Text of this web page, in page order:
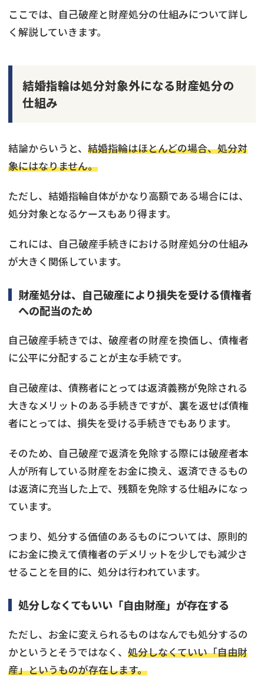
ここでは、自己破産と財産処分の仕組みについて詳し
く解説していきます。
結婚指輪は処分対象外になる財産処分の
仕組み
結論からいうと、 結婚指輪はほとんどの場合、処分対
象にはなりません。
ただし、結婚指輪自体がかなり高額である場合には、
処分対象となるケースもあり得ます。
これには、自己破産手続きにおける財産処分の仕組み
が大きく関係しています。
財産処分は、自己破産により損失を受ける債権者
への配当のため
自己破産手続きでは、破産者の財産を換価し、債権者
に公平に分配することが主な手続です。
自己破産は、債務者にとっては返済義務が免除される
大きなメリットのある手続きですが、裏を返せば債権
者にとっては、損失を受ける手続きでもあります。
そのため、自己破産で返済を免除する際には破産者本
人が所有している財産をお金に換え、返済できるもの
は返済に充当した上で、残額を免除する仕組みになっ
ています。
つまり、処分する価値のあるものについては、原則的
にお金に換えて債権者のデメリットを少しでも減少さ
せることを目的に、処分は行われています。
処分しなくてもいい「自由財産」が存在する
ただし、お金に変えられるものはなんでも処分するの
かというとそうではなく、 処分しなくていい「自由財
産」というものが存在します。